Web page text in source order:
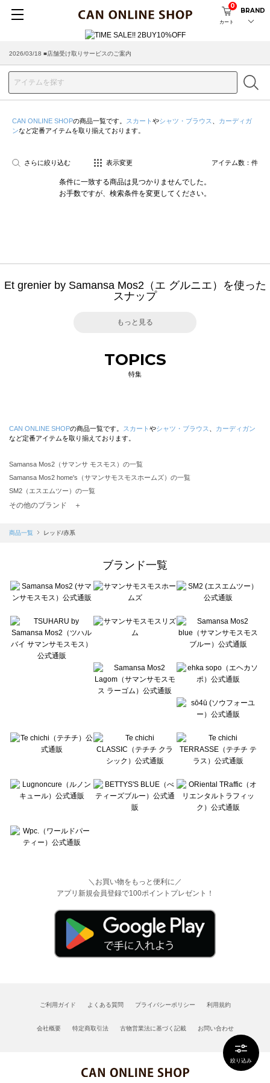
カート
0
BRAND
2026/03/18 ■店舗受け取りサービスのご案内
絞り込み
CAN ONLINE SHOPの商品一覧です。 スカート やシャツ・ブラウス
カーディガ
ンなど定番アイテムを取り揃えております。
さらに絞り込む 表示変更 アイテム数： 件
条件に一致する商品は見つかりませんでした。
お手数ですが、検索条件を変更してください。
Et grenier by Samansa Mos2（エ グルニエ）を使った
スナップ
もっと見る
TOPICS
特集
CAN ONLINE SHOPの商品一覧です。 スカート やシャツ・ブラウス
カーディガン
など定番アイテムを取り揃えております。
Samansa Mos2（サマンサ モスモス）の一覧
Samansa Mos2 home's（サマンサモスモスホームズ）の一覧
SM2（エスエムツー）の一覧
TSUHARU by Samansa Mos2（ツハルバイサマンサモスモス）の一覧
Samansa Mos2 blue（サマンサモスモス ブルー）の一覧
Te chichi（テチチ）の一覧
Te chichi CLASSIC（テチチ クラシック）の一覧
Lugnoncure（ルノンキュール）の一覧
BETTY'S BLUE（べティーズブルー）の一覧
Wpc.（ワールドパーティー）の一覧
その他のブランド ＋
商品一覧 レッド/赤系
ブランド一覧
＼お買い物をもっと便利に／
アプリ新規会員登録で100ポイントプレゼント！
ご利用ガイド よくある質問 プライバシーポリシー 利用規約
会社概要 特定商取引法 古物営業法に基づく記載 お問い合わせ